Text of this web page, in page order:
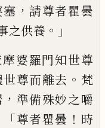
，請尊者瞿曇
之供養 。」
摩婆羅門知世尊
世尊而離去 。 梵
， 準備殊妙之嚼
「尊者瞿曇 ！ 時